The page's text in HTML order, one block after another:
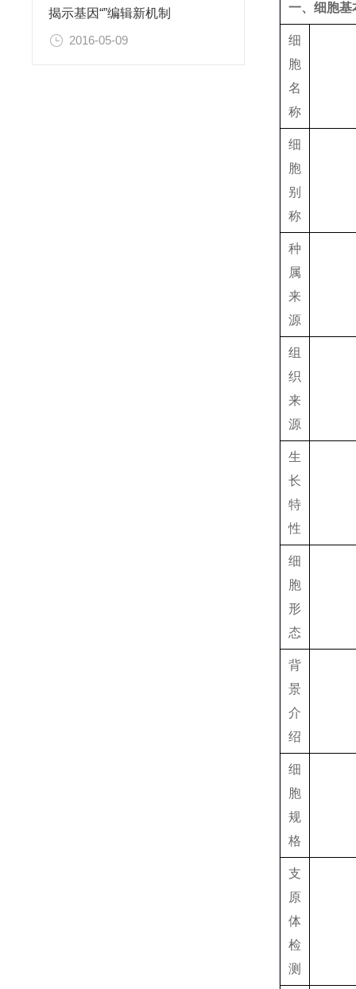
揭示基因“”编辑新机制
2016-05-09
一、细胞基
细
胞
名
称
细
胞
别
称
种
属
来
源
组
织
来
源
生
长
特
性
细
胞
形
态
背
景
介
绍
细
胞
规
格
支
原
体
检
测